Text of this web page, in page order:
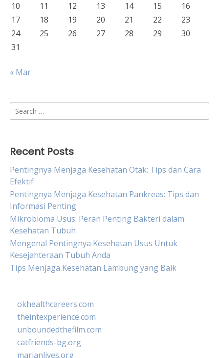
10
11 12 13 14 15
16
17
18 19 20 21 22
23
24
25 26 27 28 29
30
31
« Mar
Search
for:
Recent Posts
Pentingnya Menjaga Kesehatan Otak: Tips dan Cara
Efektif
Pentingnya Menjaga Kesehatan Pankreas: Tips dan
Informasi Penting
Mikrobioma Usus: Peran Penting Bakteri dalam
Kesehatan Tubuh
Mengenal Pentingnya Kesehatan Usus Untuk
Kesejahteraan Tubuh Anda
Tips Menjaga Kesehatan Lambung yang Baik
okhealthcareers.com
theintexperience.com
unboundedthefilm.com
catfriends-bg.org
marianlives.org